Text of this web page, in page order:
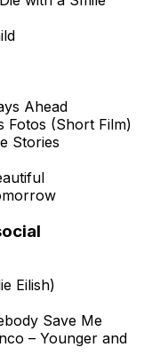
Ahead
Fotos (Short Film)
Stories
Eilish)
Save Me
– Younger and